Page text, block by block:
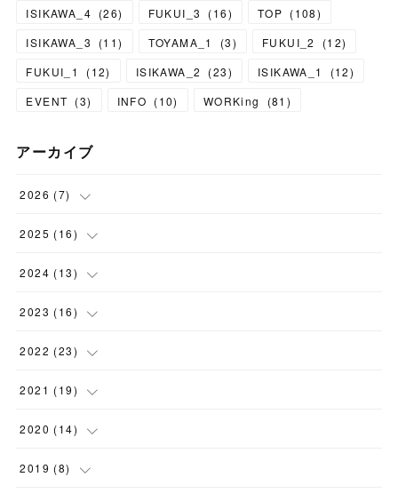
ISIKAWA_4 (26) FUKUI_3 (16) TOP (108)
ISIKAWA_3
(11) TOYAMA_1 (3) FUKUI_2 (12)
FUKUI_1
(12) ISIKAWA_2 (23) ISIKAWA_1 (12)
EVENT (3) INFO (10) WORKing (81 )
アーカイブ
2026 (7)
(1)
(1)
(1)
(1 )
2025 (16)
(1)
(1)
(2)
( 2 )
2024 (13)
(1)
(1)
(1)
( 1 )
2023 (16)
(1)
(1)
( 1 )
(1
2022 (23)
(2)
( 2 )
(2
2021 (19)
(2)
(2
2020 (14)
(3
2019 (8)